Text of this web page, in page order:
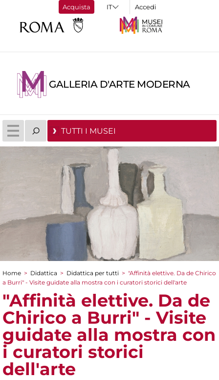
Acquista Accedi
GALLERIA D'ARTE MODERNA
TUTTI I MUSEI
Tu sei qui
Home > Didattica > Didattica per tutti > "Affinità elettive. Da de Chirico
a Burri" - Visite guidate alla mostra con i curatori storici dell'arte
"Affinità elettive. Da de
Chirico a Burri" - Visite
guidate alla mostra con
i curatori storici
dell'arte